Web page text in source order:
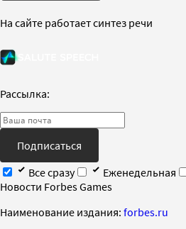
На сайте работает синтез речи
Рассылка:
Подписаться
Все сразу
Еженедельная
Новости Forbes Games
Наименование издания: forbes.ru